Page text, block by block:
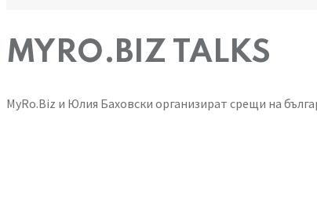
MYRO.BIZ TALKS
MyRo.Biz и Юлия Баховски организират срещи на